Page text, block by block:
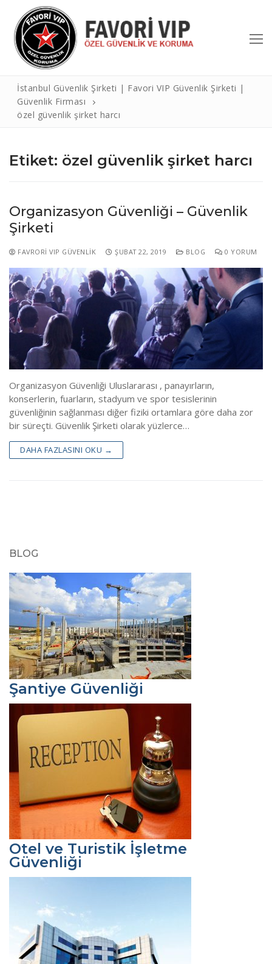
Hakkımızda
Hizmetlerimiz
Blog
Linkler
Sınav Yerleri
ÖGG Randevu
Çıkmış Sınav Sonuları
Sınav Sonuçları(Temel)
Sınav Sonuçları(Yenileme)
Özel Güvenlik Mevzuatı
İletişim
İstanbul Güvenlik Şirketi | Favori VIP Güvenlik Şirketi |
Güvenlik Firması
özel güvenlik şirket harcı
Etiket: özel güvenlik şirket harcı
Organizasyon Güvenliği – Güvenlik
Şirketi
FAVRORI VIP GÜVENLIK ŞUBAT 22, 2019 BLOG 0 YORUM
Organizasyon Güvenliği Uluslararası , panayırların,
konserlerin, fuarların, stadyum ve spor tesislerinin
güvenliğinin sağlanması diğer fiziki ortamlara göre daha zor
bir süreçti. Güvenlik Şirketi olarak yüzlerce…
DAHA FAZLASINI OKU →
BLOG
Şantiye Güvenliği
Otel ve Turistik İşletme
Güvenliği